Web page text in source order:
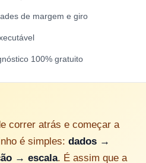
de margem e giro
100% gratuito
correr atrás e começar a
é simples: dados →
→ escala. É assim que a